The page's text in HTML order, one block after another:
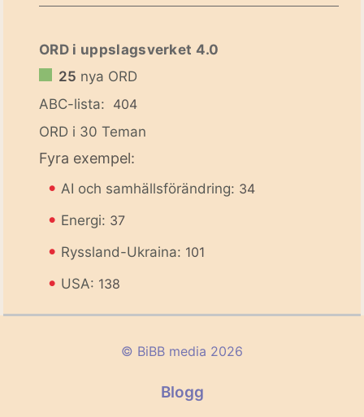
ORD i uppslagsverket 4.0
25 nya ORD
ABC-lista: 404
ORD i 30 Teman
Fyra exempel:
• AI och samhällsförändring: 34
• Energi: 37
• Ryssland-Ukraina: 101
• USA: 138
© BiBB media 2026
Blogg